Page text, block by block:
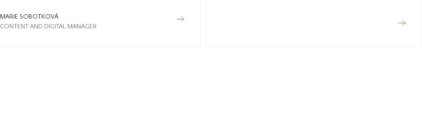
MARIE SOBOTKOVÁ
CONTENT AND DIGITAL MANAGER